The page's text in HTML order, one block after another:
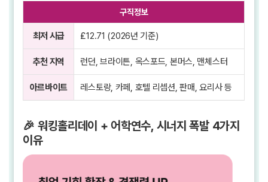
구직정보
최저 시급 ₤12.71 (2026년 기준)
추천 지역 런던, 브라이튼, 옥스포드, 본머스, 맨체스터
아르바이트 레스토랑, 카페, 호텔 리셉션, 판매, 요리사 등
🎉 워킹홀리데이 + 어학연수, 시너지 폭발 4가지
이유